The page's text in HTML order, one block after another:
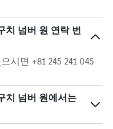
치 넘버 원 연락 번
시면 +81 245 241 045
치 넘버 원에서는